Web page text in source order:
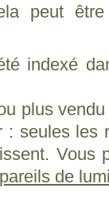
peut être
indexé
plus
: seules les
Vous
de